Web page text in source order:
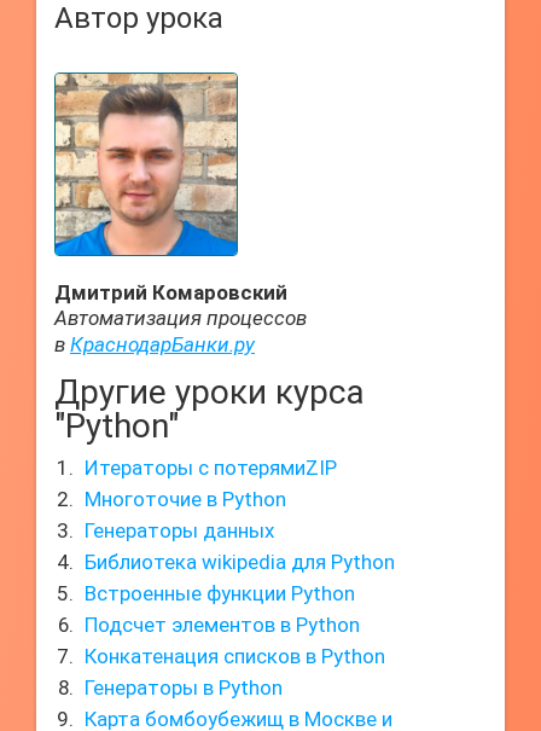
Автор урока
Дмитрий Комаровский
Автоматизация процессов
в КраснодарБанки.ру
Другие уроки курса
"Python"
Итераторы с потерямиZIP
Многоточие в Python
Генераторы данных
Библиотека wikipedia для Python
Встроенные функции Python
Подсчет элементов в Python
Конкатенация списков в Python
Генераторы в Python
Карта бомбоубежищ в Москве и